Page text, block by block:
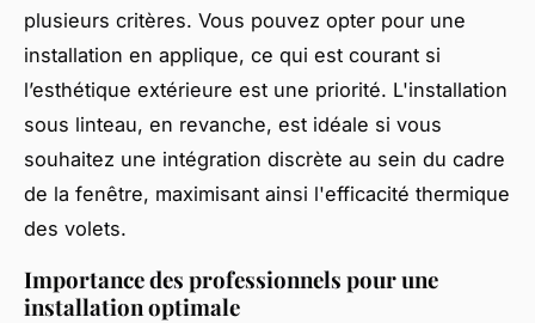
plusieurs critères. Vous pouvez opter pour une
installation en applique, ce qui est courant si
l’esthétique extérieure est une priorité. L'installation
sous linteau, en revanche, est idéale si vous
souhaitez une intégration discrète au sein du cadre
de la fenêtre, maximisant ainsi l'efficacité thermique
des volets.
Importance des professionnels pour une
installation optimale